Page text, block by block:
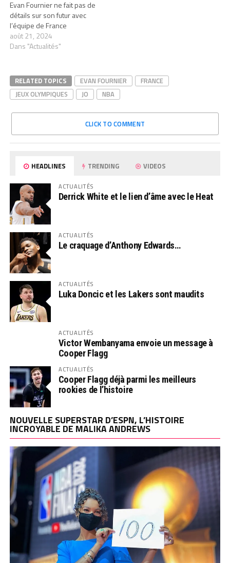
Evan Fournier ne fait pas de
détails sur son futur avec
l’équipe de France
août 21, 2024
Dans "Actualités"
RELATED TOPICS EVAN FOURNIER
FRANCE
JEUX OLYMPIQUES
JO NBA
CLICK TO COMMENT
HEADLINES TRENDING VIDEOS
ACTUALITÉS
Derrick White et le lien d’âme avec le Heat
ACTUALITÉS
Le craquage d’Anthony Edwards…
ACTUALITÉS
Luka Doncic et les Lakers sont maudits
ACTUALITÉS
Victor Wembanyama envoie un message à
Cooper Flagg
ACTUALITÉS
Cooper Flagg déjà parmi les meilleurs
rookies de l’histoire
NOUVELLE SUPERSTAR D’ESPN, L’HISTOIRE
INCROYABLE DE MALIKA ANDREWS